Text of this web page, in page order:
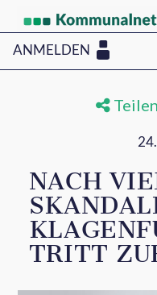
ANMELDEN
Teilen
NACH
TRITT